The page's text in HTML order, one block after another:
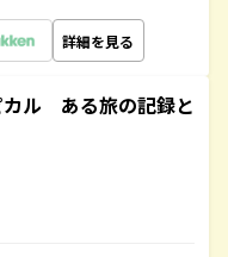
詳細を見る
カル ある旅の記録と